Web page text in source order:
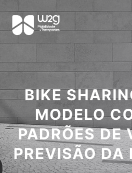
BIKE
MODELO
PADRÕES DE
PREVISÃO DA